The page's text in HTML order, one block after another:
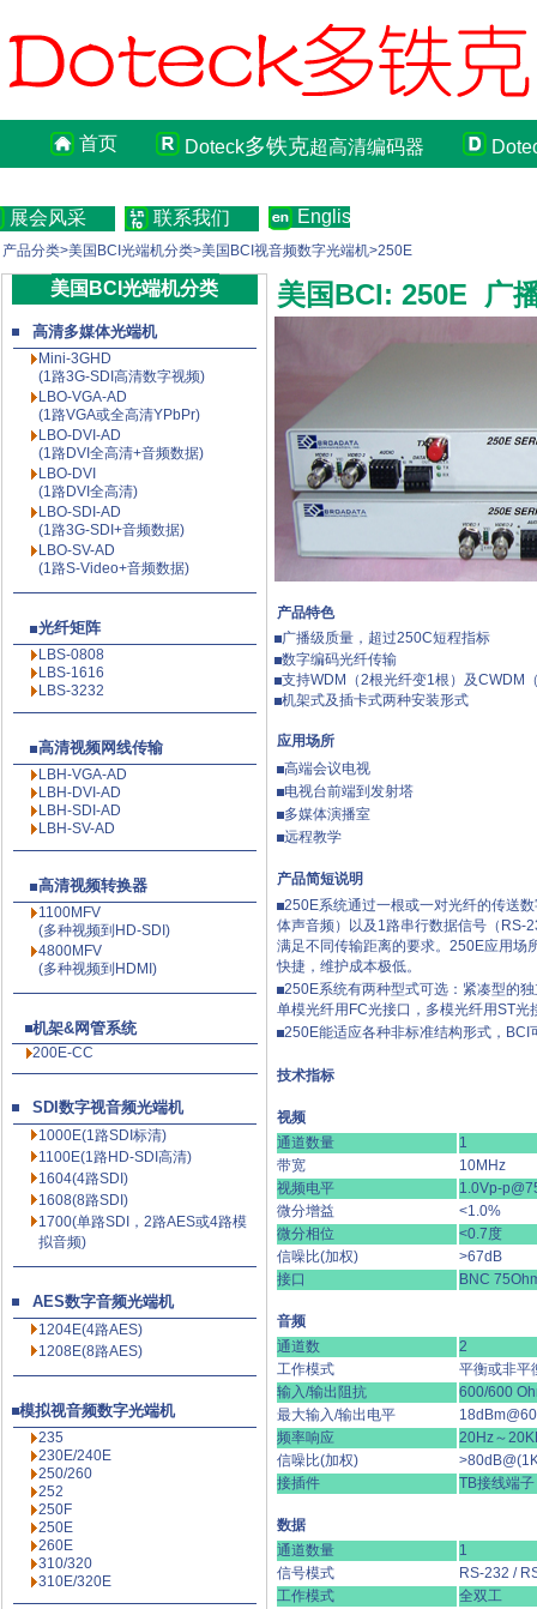
首页 Doteck多铁克超高清编码器
展会风采 联系我们 English
产品分类>美国BCI光端机分类>美国BCI视音频数字光端机>250E
美国BCI光端机分类
高清多媒体光端机
Mini-3GHD
(1路3G-SDI高清数字视频)
LBO-VGA-AD
(1路VGA或全高清YPbPr)
LBO-DVI-AD
(1路DVI全高清+音频数据)
LBO-DVI
(1路DVI全高清)
LBO-SDI-AD
(1路3G-SDI+音频数据)
LBO-SV-AD
(1路S-Video+音频数据)
光纤矩阵
LBS-0808
LBS-1616
LBS-3232
高清视频网线传输
LBH-VGA-AD
LBH-DVI-AD
LBH-SDI-AD
LBH-SV-AD
高清视频转换器
1100MFV
(多种视频到HD-SDI)
4800MFV
(多种视频到HDMI)
机架&网管系统
200E-CC
SDI数字视音频光端机
1000E(1路SDI标清)
1100E(1路HD-SDI高清)
1604(4路SDI)
1608(8路SDI)
1700(单路SDI，2路AES或4路模
拟音频)
AES数字音频光端机
1204E(4路AES)
1208E(8路AES)
模拟视音频数字光端机
235
230E/240E
250/260
252
250F
250E
260E
310/320
310E/320E
美国BCI: 250E 广
产品特色
广播级质量，超过250C短程指标
数字编码光纤传输
支持WDM（2根光纤变1根）及CWDM
机架式及插卡式两种安装形式
应用场所
高端会议电视
电视台前端到发射塔
多媒体演播室
远程教学
产品简短说明
250E系统通过一根或一对光纤的传送
体声音频）以及1路串行数据信号（RS-
满足不同传输距离的要求。250E应用场
快捷，维护成本极低。
250E系统有两种型式可选：紧凑型的
单模光纤用FC光接口，多模光纤用ST
250E能适应各种非标准结构形式，
技术指标
视频
通道数量
1
带宽
10MHz
视频电平
1.0Vp-
微分增益
<1.0%
微分相位
<0.7度
信噪比(加权)
>67dB
接口
BNC
音频
通道数
2
工作模式
平衡或非平
输入/输出阻抗
600/600
最大输入/输出电平
频率响应
20Hz～
信噪比(加权)
接插件
TB接线端子
数据
通道数量
1
信号模式
RS-232 /
工作模式
全双工